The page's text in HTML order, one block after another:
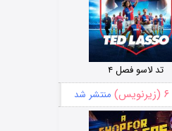
تد لاسو فصل ۴
۶ (زیرنویس) منتشر شد